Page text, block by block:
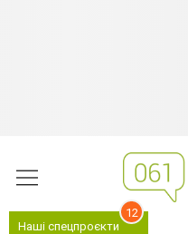
Наші спецпроєкти
12